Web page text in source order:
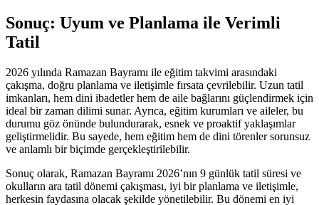
Sonuç: Uyum ve Planlama ile Verimli
Tatil
2026 yılında Ramazan Bayramı ile eğitim takvimi arasındaki
çakışma, doğru planlama ve iletişimle fırsata çevrilebilir. Uzun tatil
imkanları, hem dini ibadetler hem de aile bağlarını güçlendirmek için
ideal bir zaman dilimi sunar. Ayrıca, eğitim kurumları ve aileler, bu
durumu göz önünde bulundurarak, esnek ve proaktif yaklaşımlar
geliştirmelidir. Bu sayede, hem eğitim hem de dini törenler sorunsuz
ve anlamlı bir biçimde gerçekleştirilebilir.
Sonuç olarak, Ramazan Bayramı 2026’nın 9 günlük tatil süresi ve
okulların ara tatil dönemi çakışması, iyi bir planlama ve iletişimle,
herkesin faydasına olacak şekilde yönetilebilir. Bu dönemi en iyi